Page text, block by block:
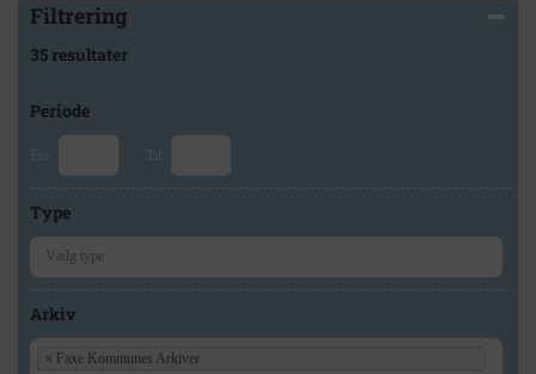
Filtrering
35 resultater
Periode
Fra Til
Type
Arkiv
× Faxe Kommunes Arkiver